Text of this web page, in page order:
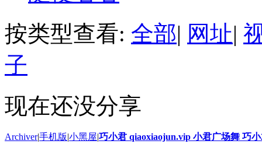
按类型查看: 全部| 网址|
子
现在还没分享
Archiver|手机版|小黑屋|巧小君 qiaoxiaojun.vip 小君广场舞 巧